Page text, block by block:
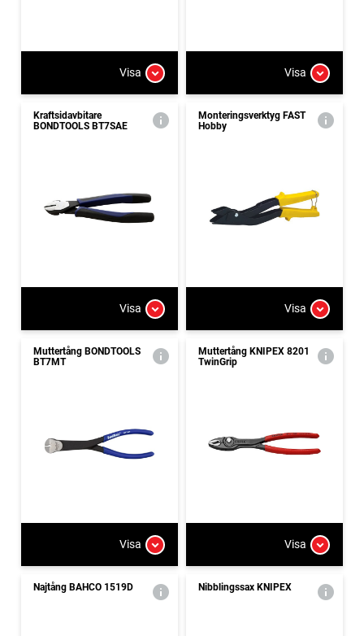
Visa Visa
Kraftsidavbitare
BONDTOOLS BT7SAE
Visa
Monteringsverktyg FAST
Hobby
Visa
Muttertång BONDTOOLS
BT7MT
Visa
Muttertång KNIPEX 8201
TwinGrip
Visa
Najtång BAHCO 1519D Nibblingssax KNIPEX